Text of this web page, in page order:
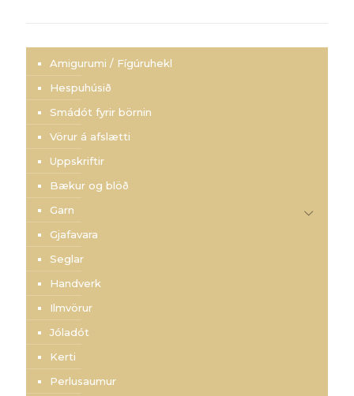
Amigurumi / Fígúruhekl
Hespuhúsið
Smádót fyrir börnin
Vörur á afslætti
Uppskriftir
Bækur og blöð
Garn
Gjafavara
Seglar
Handverk
Ilmvörur
Jóladót
Kerti
Perlusaumur